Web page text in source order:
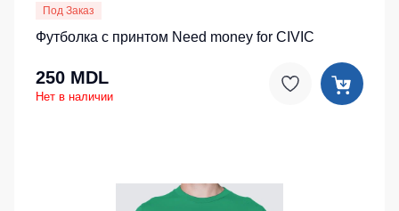
Под Заказ
Футболка с принтом Need money for CIVIC
250 MDL
Нет в наличии